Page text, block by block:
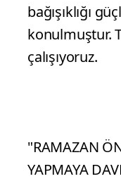
bağışıklığı
konulmuştur.
çalışıyoruz.
"RAMAZAN
YAPMAYA